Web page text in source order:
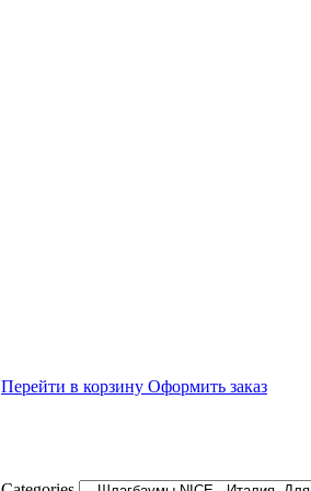
Перейти в корзину Оформить заказ